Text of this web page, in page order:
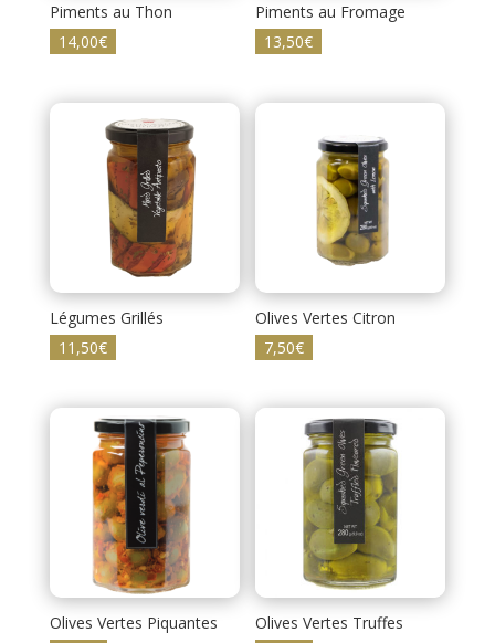
Piments au Thon
14,00€
Piments au Fromage
13,50€
Légumes Grillés
11,50€
Olives Vertes Citron
7,50€
Olives Vertes Piquantes
Olives Vertes Truffes